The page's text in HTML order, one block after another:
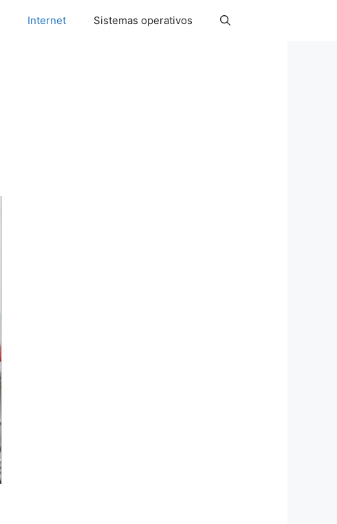
Internet Sistemas operativos